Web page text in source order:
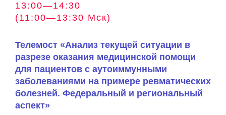
13:00—14:30
(11:00—13:30 Мск)
Телемост «Анализ текущей ситуации в
разрезе оказания медицинской помощи
для пациентов с аутоиммунными
заболеваниями на примере ревматических
болезней. Федеральный и региональный
аспект»